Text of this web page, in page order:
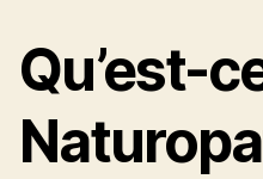
Qu’est-